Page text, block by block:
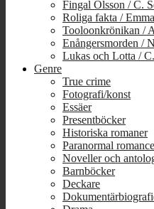
Fingal Olsson / C.
Roliga fakta /
Tooloonkrönikan /
Enångersmorden /
Lukas och Lotta /
Genre
True crime
Fotografi/konst
Essäer
Presentböcker
Historiska romaner
Paranormal romance
Noveller och
Barnböcker
Deckare